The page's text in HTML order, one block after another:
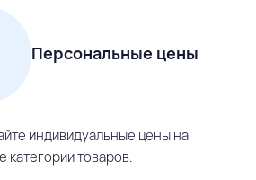
Персональные цены
индивидуальные цены на
категории товаров.